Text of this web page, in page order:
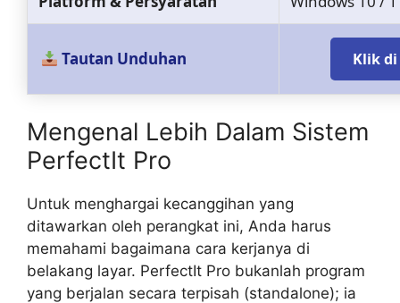
Tautan Unduhan Klik
Mengenal Lebih Dalam Sistem
PerfectIt Pro
Untuk menghargai kecanggihan yang
ditawarkan oleh perangkat ini, Anda harus
memahami bagaimana cara kerjanya di
belakang layar. PerfectIt Pro bukanlah program
yang berjalan secara terpisah (standalone); ia